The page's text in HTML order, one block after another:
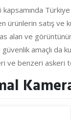
kapsamında
ürünlerin satış ve
alan ve
amaçlı da
ve benzeri askeri